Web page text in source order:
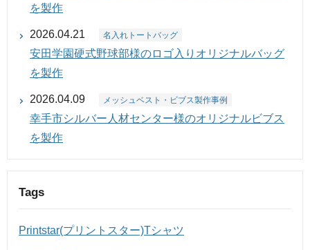
を製作
2026.04.21 名入れトートバッグ
安田学園硬式野球部様のロゴ入りオリジナルバッグ
を製作
2026.04.09 メッシュベスト・ビブス製作事例
幸手市シルバー人材センター様のオリジナルビブス
を製作
Tags
Printstar(プリントスター)Tシャツ